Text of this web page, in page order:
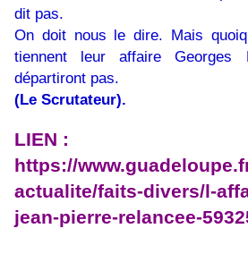
dit pas.
On doit nous le dire. Mais
tiennent leur affaire
départiront pas.
(Le Scrutateur).
LIEN :
https://
actualite/faits-divers/l-
jean-pierre-relancee-